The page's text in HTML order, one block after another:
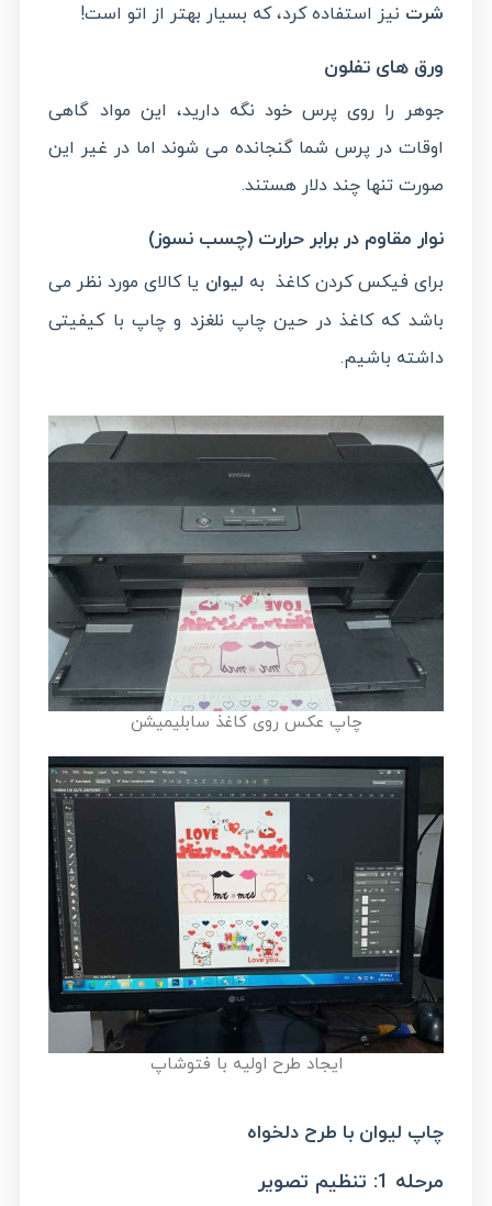
شرت نیز استفاده کرد، که بسیار بهتر از اتو است!
ورق های تفلون
جوهر را روی پرس خود نگه دارید، این مواد گاهی
اوقات در پرس شما گنجانده می شوند اما در غیر این
صورت تنها چند دلار هستند.
نوار مقاوم در برابر حرارت (چسب نسوز)
برای فیکس کردن کاغذ به لیوان یا کالای مورد نظر می
باشد که کاغذ در حین چاپ نلغزد و چاپ با کیفیتی
داشته باشیم.
چاپ عکس روی کاغذ سابلیمیشن
ایجاد طرح اولیه با فتوشاپ
چاپ لیوان با طرح دلخواه
مرحله 1: تنظیم تصویر